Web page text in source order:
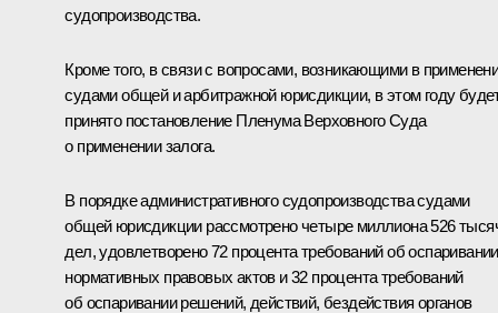
судопроизводства.
Кроме того, в связи с вопросами, возникающими в
судами общей и арбитражной юрисдикции, в этом году
принято постановление Пленума Верховного Суда
о применении залога.
В порядке административного судопроизводства судами
общей юрисдикции рассмотрено четыре миллиона 526
дел, удовлетворено 72 процента требований об оспаривании
нормативных правовых актов и 32 процента требований
об оспаривании решений, действий, бездействия органов